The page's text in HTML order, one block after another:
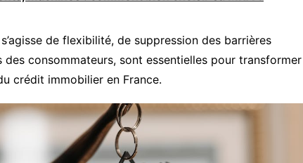
de flexibilité, de suppression des barrières
consommateurs, sont essentielles pour transformer
crédit immobilier en France.